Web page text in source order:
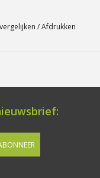
/Afdrukken